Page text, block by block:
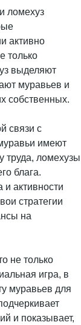
ломехуз
активно
только
выделяют
муравьев и
собственных.
связи с
имеют
труда, ломехузы
блага.
активности
стратегии
на
не только
игра, в
муравьев для
и показывает,